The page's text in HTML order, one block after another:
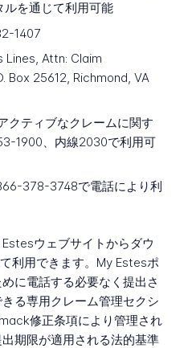
を通じて利用可能
1407
Lines, Attn: Claim
Box 25612, Richmond, VA
クティブなクレームに関す
1900、内線2030で利用可
378-3748で電話により利
ウェブサイトからダウ
利用できます。My Estesポ
に電話する必要なく提出さ
る専用クレーム管理セクシ
修正条項により管理され
期限が適用される法的基準